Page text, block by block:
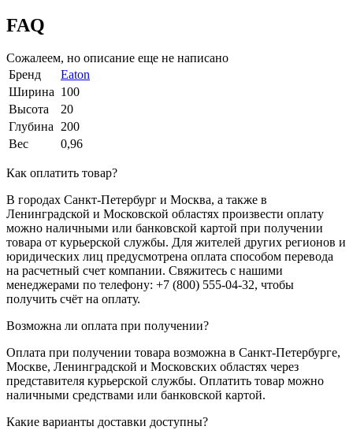
FAQ
Сожалеем, но описание еще не написано
Бренд
Eaton
Ширина 100
Высота
20
Глубина 200
Вес
0,96
Как оплатить товар?
В городах Санкт-Петербург и Москва, а также в
Ленинградской и Московской областях произвести оплату
можно наличными или банковской картой при получении
товара от курьерской службы. Для жителей других регионов и
юридических лиц предусмотрена оплата способом перевода
на расчетный счет компании. Свяжитесь с нашими
менеджерами по телефону: +7 (800) 555-04-32, чтобы
получить счёт на оплату.
Возможна ли оплата при получении?
Оплата при получении товара возможна в Санкт-Петербурге,
Москве, Ленинградской и Московских областях через
представителя курьерской службы. Оплатить товар можно
наличными средствами или банковской картой.
Какие варианты доставки доступны?